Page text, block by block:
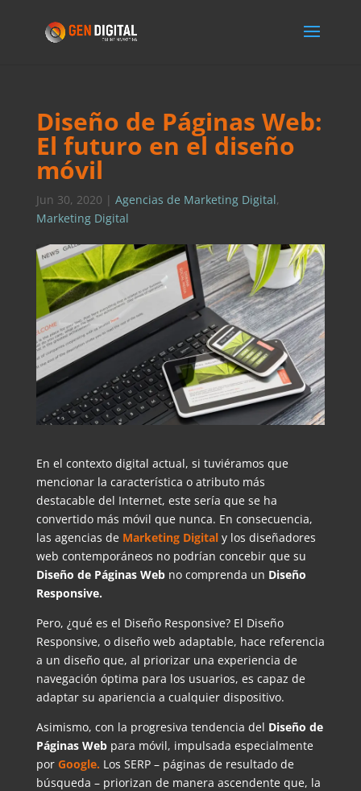
Diseño de Páginas Web:
El futuro en el diseño
móvil
Jun 30, 2020 | Agencias de Marketing Digital,
Marketing Digital
En el contexto digital actual, si tuviéramos que
mencionar la característica o atributo más
destacable del Internet, este sería que se ha
convertido más móvil que nunca. En consecuencia,
las agencias de Marketing Digitaly los diseñadores
web contemporáneos no podrían concebir que su
Diseño de Páginas Web no comprenda un Diseño
Responsive.
Pero, ¿qué es el Diseño Responsive? El Diseño
Responsive, o diseño web adaptable, hace referencia
a un diseño que, al priorizar una experiencia de
navegación óptima para los usuarios, es capaz de
adaptar su apariencia a cualquier dispositivo.
Asimismo, con la progresiva tendencia del Diseño de
Páginas Webpara móvil, impulsada especialmente
por Google. Los SERP – páginas de resultado de
búsqueda – priorizan de manera ascendente que, la